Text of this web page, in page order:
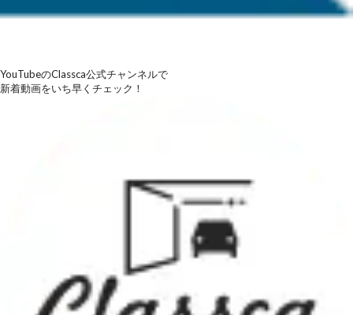
YouTubeのClassca公式チャンネルで
新着動画をいち早くチェック！